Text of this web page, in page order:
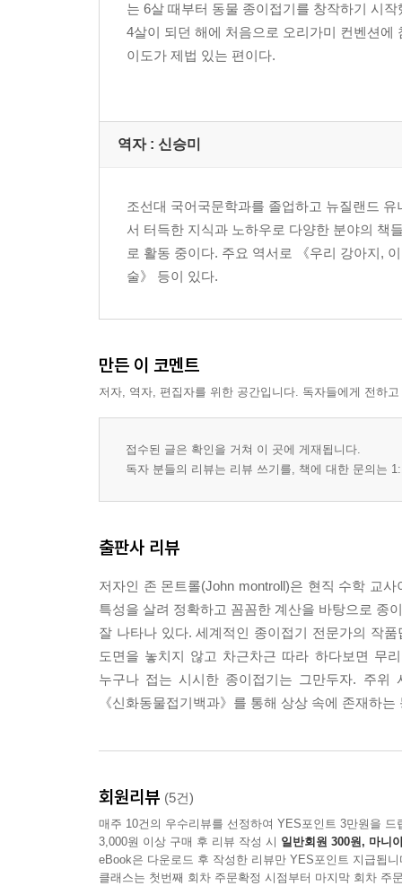
는 6살 때부터 동물 종이접기를 창작하기 시
4살이 되던 해에 처음으로 오리가미 컨벤션
이도가 제법 있는 편이다.
역자 : 신승미
조선대 국어국문학과를 졸업하고 뉴질랜드
서 터득한 지식과 노하우로 다양한 분야의 책
로 활동 중이다. 주요 역서로 《우리 강아지,
술》 등이 있다.
만든 이 코멘트
저자, 역자, 편집자를 위한 공간입니다. 독자들에게 전하
접수된 글은 확인을 거쳐 이 곳에 게재됩니다.
독자 분들의 리뷰는 리뷰 쓰기를, 책에 대한 문의는
출판사 리뷰
저자인 존 몬트롤(John montroll)은 현직 수학 교
특성을 살려 정확하고 꼼꼼한 계산을 바탕으로 종
잘 나타나 있다. 세계적인 종이접기 전문가의 작
도면을 놓치지 않고 차근차근 따라 하다보면 무
누구나 접는 시시한 종이접기는 그만두자. 주
《신화동물접기백과》를 통해 상상 속에 존재하
회원리뷰 (5건)
매주 10건의 우수리뷰를 선정하여 YES포인트 3만원을 드
3,000원 이상 구매 후 리뷰 작성 시 일반회원 300원, 마니
eBook은 다운로드 후 작성한 리뷰만 YES포인트 지급됩니
클래스는 첫번째 회차 주문확정 시점부터 마지막 회차 주